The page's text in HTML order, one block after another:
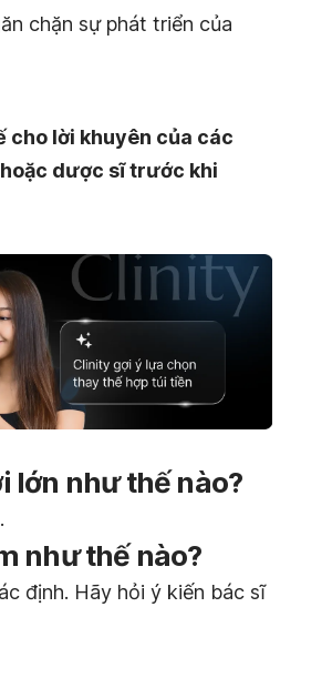
chặn sự phát triển của
cho lời khuyên của các
dược sĩ trước khi
lớn như thế nào?
như thế nào?
định. Hãy hỏi ý kiến bác sĩ